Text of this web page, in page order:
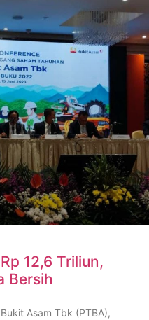
12,6 Triliun,
Bersih
Asam Tbk (PTBA),